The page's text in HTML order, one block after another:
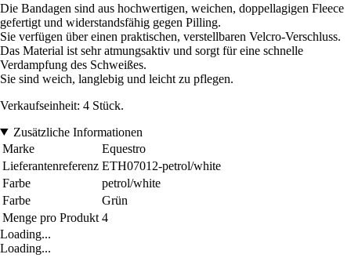
Die Bandagen sind aus hochwertigen, weichen, doppellagigen Fleece
gefertigt und widerstandsfähig gegen Pilling.
Sie verfügen über einen praktischen, verstellbaren Velcro-Verschluss.
Das Material ist sehr atmungsaktiv und sorgt für eine schnelle
Verdampfung des Schweißes.
Sie sind weich, langlebig und leicht zu pflegen.
Verkaufseinheit: 4 Stück.
Zusätzliche Informationen
Marke
Equestro
Lieferantenreferenz ETH07012-petrol/white
Farbe
petrol/white
Farbe
Grün
Menge pro Produkt 4
Loading...
Loading...